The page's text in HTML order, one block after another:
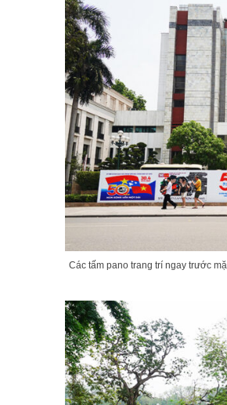
Các tấm pano trang trí ngay trước